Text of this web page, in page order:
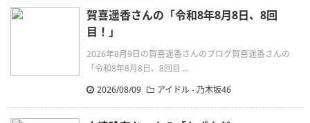
賀喜遥香さんの「令和8年8月8日、8回
目！」
2026年8月9日の賀喜遥香さんのブログ賀喜遥香さんの
「令和8年8月8日、8回目 ...
2026/08/09
アイドル - 乃木坂46